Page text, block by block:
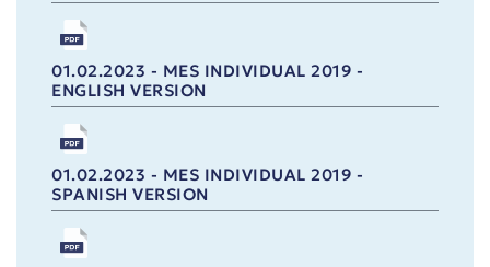
01.02.2023 - MES INDIVIDUAL 2019 -
ENGLISH VERSION
01.02.2023 - MES INDIVIDUAL 2019 -
SPANISH VERSION